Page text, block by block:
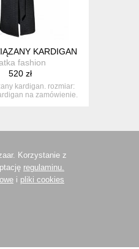
KARDIGAN
fashion
520 zł
kardigan. rozmiar:
na zamówienie.
Korzystanie z
regulaminu.
i pliki cookies